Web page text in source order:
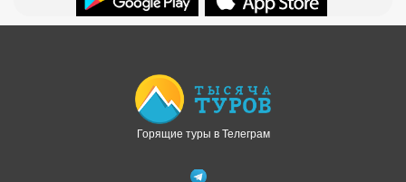
Горящие туры в Телеграм